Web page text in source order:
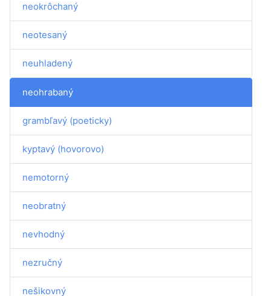
neokrôchaný
neotesaný
neuhladený
neohrabaný
grambľavý (poeticky)
kyptavý (hovorovo)
nemotorný
neobratný
nevhodný
nezručný
nešikovný